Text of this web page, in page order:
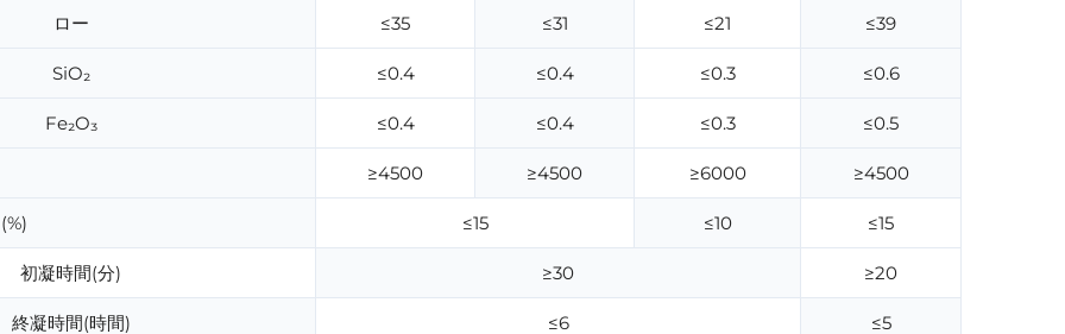
ロー ≤35 ≤31 ≤21 ≤39
SiO₂ ≤0.4 ≤0.4 ≤0.3 ≤0.6
Fe₂O₃ ≤0.4 ≤0.4 ≤0.3 ≤0.5
≥4500 ≥4500 ≥6000 ≥4500
≤15 ≤10 ≤15
初凝時間(分) ≥30 ≥20
終凝時間(時間) ≤6 ≤5